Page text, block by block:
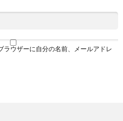
ラウザーに自分の名前、メールアドレ